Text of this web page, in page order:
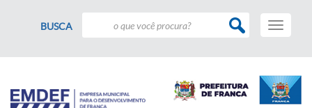
BUSCA
Toggle